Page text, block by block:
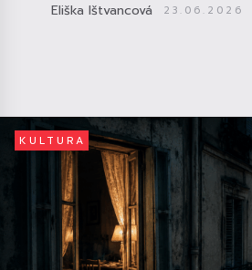
Eliška Ištvancová 23.06.2026
KULTURA